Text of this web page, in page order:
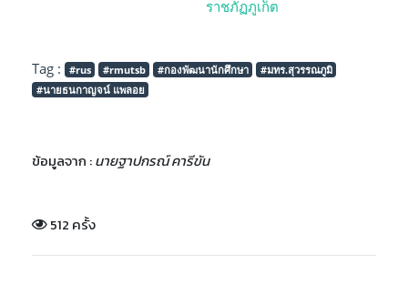
Tag : #rus #rmutsb #กองพัฒนานักศึกษา
#มทร.สุวรรณภูมิ
#นายธนกาญจน์ แพลอย
ข้อมูลจาก :นายฐาปกรณ์ คารีขัน
512 ครั้ง